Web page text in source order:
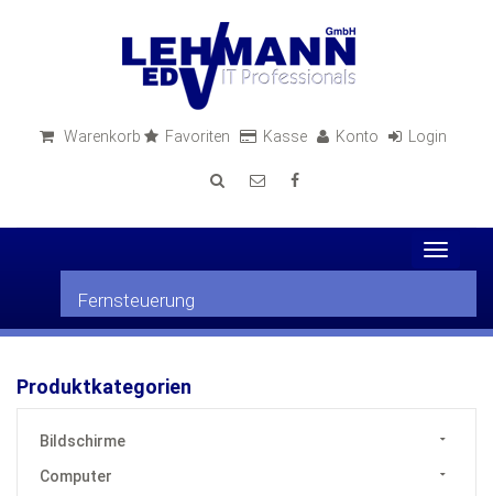
Warenkorb Favoriten Kasse Konto Login
Toggle
Fernsteuerung
Produktkategorien
Bildschirme
Computer